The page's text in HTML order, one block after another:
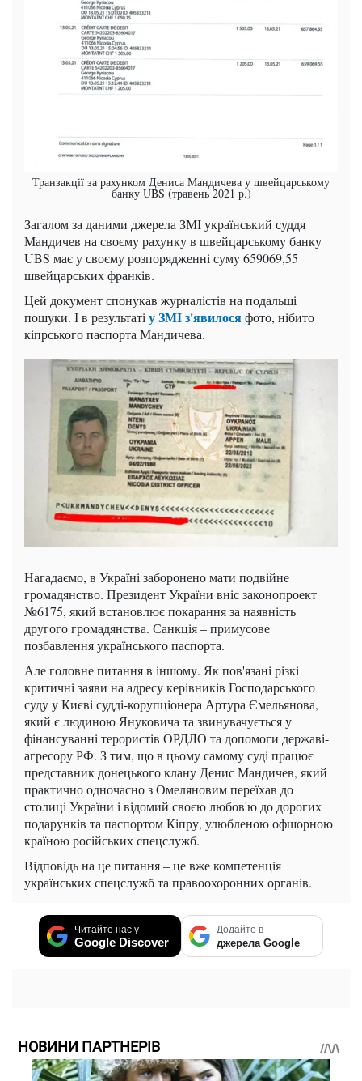
Транзакції за рахунком Дениса Мандичева у швейцарському
банку UBS (травень 2021 р.)
Загалом за даними джерела ЗМІ український суддя
Мандичев на своєму рахунку в швейцарському банку
UBS має у своєму розпорядженні суму 659069,55
швейцарських франків.
Цей документ спонукав журналістів на подальші
пошуки. І в результатіу ЗМІ з'явилосяфото, нібито
кіпрського паспорта Мандичева.
Нагадаємо, в Україні заборонено мати подвійне
громадянство. Президент України вніс законопроект
№6175, який встановлює покарання за наявність
другого громадянства. Санкція – примусове
позбавлення українського паспорта.
Але головне питання в іншому. Як пов'язані різкі
критичні заяви на адресу керівників Господарського
суду у Києві судді-корупціонера Артура Ємельянова,
який є людиною Януковича та звинувачується у
фінансуванні терористів ОРДЛО та допомоги державі-
агресору РФ. З тим, що в цьому самому суді працює
представник донецького клану Денис Мандичев, який
практично одночасно з Омеляновим переїхав до
столиці України і відомий своєю любов'ю до дорогих
подарунків та паспортом Кіпру, улюбленою офшорною
країною російських спецслужб.
Відповідь на це питання – це вже компетенція
українських спецслужб та правоохоронних органів.
Читайте нас у
Google Discover
Додайте в
джерела Google
НОВИНИ ПАРТНЕРІВ